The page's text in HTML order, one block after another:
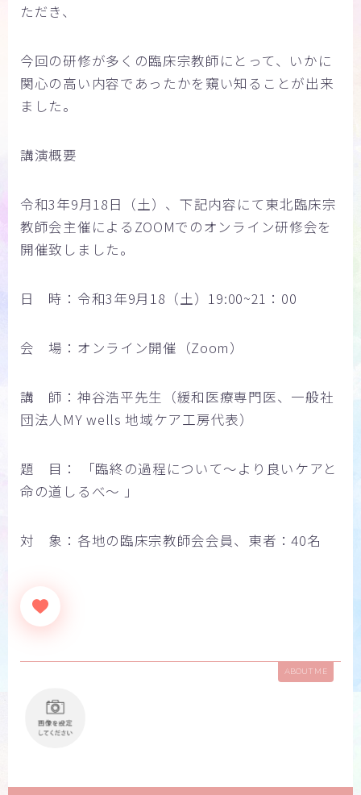
ただき、
今回の研修が多くの臨床宗教師にとって、いかに
関心の高い内容であったかを窺い知ることが出来
ました。
講演概要
令和3年9月18日（土）、下記内容にて東北臨床宗
教師会主催によるZOOMでのオンライン研修会を
開催致しました。
日 時：令和3年9月18（土）19:00~21：00
会 場：オンライン開催（Zoom）
講 師：神谷浩平先生（緩和医療専門医、一般社
団法人MY wells 地域ケア工房代表）
題 目： 「臨終の過程について〜より良いケアと
命の道しるべ〜 」
対 象：各地の臨床宗教師会会員、東者：40名
ABOUT ME